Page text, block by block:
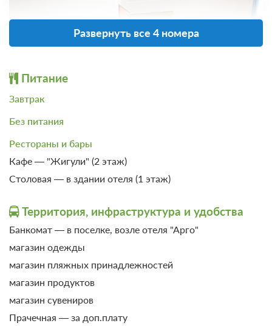
10 фото
Студия 4-местный (ЮГ) Подробнее
Развернуть все 4 номера
Питание
Завтрак
Без питания
Рестораны и бары
Кафе — "Жигули" (2 этаж)
Столовая — в здании отеля (1 этаж)
Территория, инфраструктура и удобства
Банкомат — в поселке, возле отеля "Арго"
магазин одежды
магазин пляжных принадлежностей
магазин продуктов
магазин сувениров
Прачечная — за доп.плату